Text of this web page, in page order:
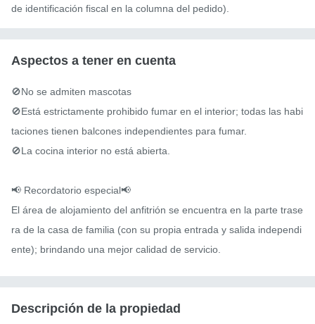
de identificación fiscal en la columna del pedido).
Aspectos a tener en cuenta
🚫No se admiten mascotas
🚫Está estrictamente prohibido fumar en el interior; todas las habi
taciones tienen balcones independientes para fumar.
🚫La cocina interior no está abierta.
📢 Recordatorio especial📢
El área de alojamiento del anfitrión se encuentra en la parte trase
ra de la casa de familia (con su propia entrada y salida independi
ente); brindando una mejor calidad de servicio.
Descripción de la propiedad